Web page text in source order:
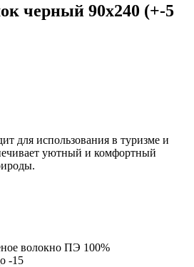
черный 90х240 (+-5
для использования в туризме и
уютный и комфортный
волокно ПЭ 100%
-15